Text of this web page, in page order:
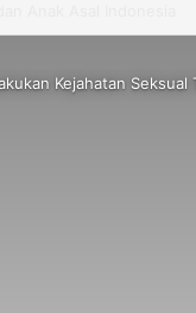
Kejahatan